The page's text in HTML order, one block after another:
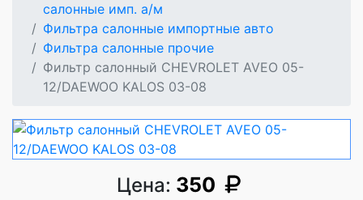
салонные имп. а/м
Фильтра салонные импортные авто
Фильтра салонные прочие
Фильтр салонный CHEVROLET AVEO 05-
12/DAEWOO KALOS 03-08
Цена: 350